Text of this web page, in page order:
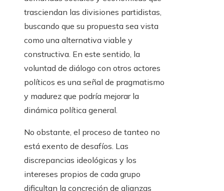
trasciendan las divisiones partidistas,
buscando que su propuesta sea vista
como una alternativa viable y
constructiva. En este sentido, la
voluntad de diálogo con otros actores
políticos es una señal de pragmatismo
y madurez que podría mejorar la
dinámica política general.
No obstante, el proceso de tanteo no
está exento de desafíos. Las
discrepancias ideológicas y los
intereses propios de cada grupo
dificultan la concreción de alianzas